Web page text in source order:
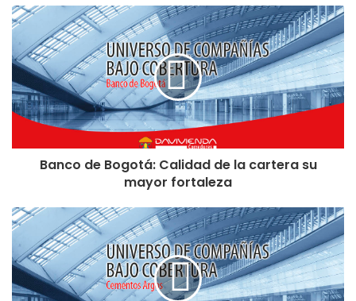
Banco de Bogotá: Calidad de la cartera su
mayor fortaleza